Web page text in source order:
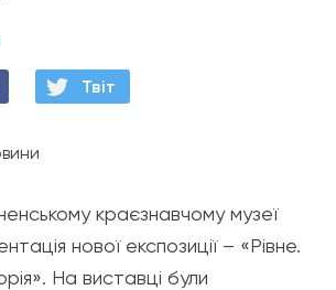
Твiт
краєзнавчому музеї
нової експозиції – «Рівне.
На виставці були